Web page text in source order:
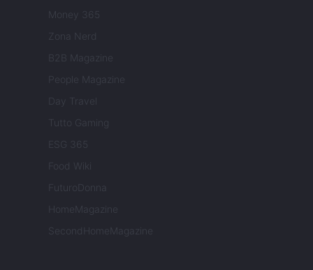
Money 365
Zona Nerd
B2B Magazine
People Magazine
Day Travel
Tutto Gaming
ESG 365
Food Wiki
FuturoDonna
HomeMagazine
SecondHomeMagazine